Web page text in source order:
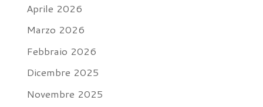
Aprile 2026
Marzo 2026
Febbraio 2026
Dicembre 2025
Novembre 2025